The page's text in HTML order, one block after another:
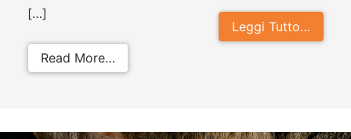
Leggi Tutto…
[…]
Read More…